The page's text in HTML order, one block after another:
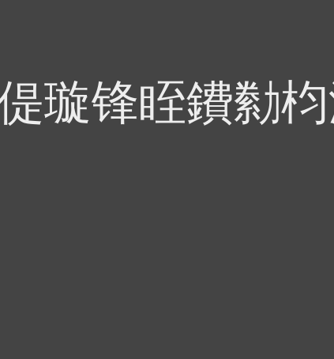
璇锋眰鐨勬